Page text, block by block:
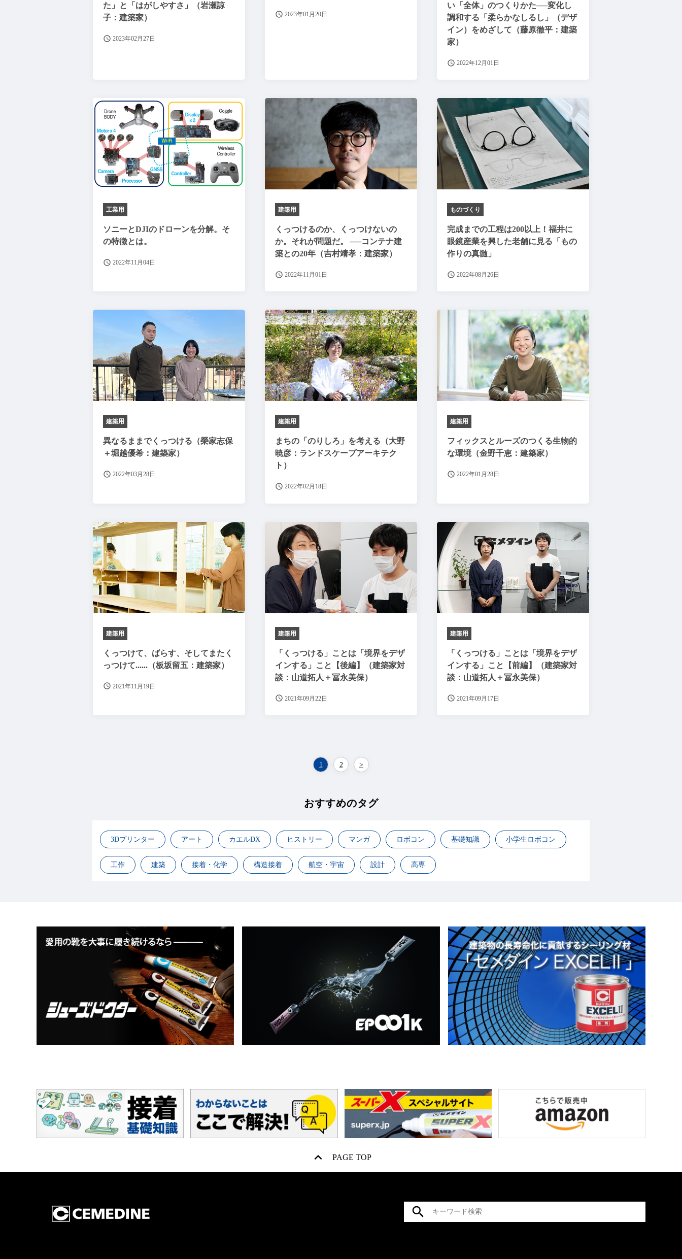
た」と「はがしやすさ」（岩瀬諒
子：建築家）
2023年02月27日
2023年01月20日
い「全体」のつくりかた──変化し
調和する「柔らかなしるし」（デザ
イン）をめざして（藤原徹平：建築
家）
2022年12月01日
工業用
ソニーとDJIのドローンを分解。そ
の特徴とは。
2022年11月04日
建築用
くっつけるのか、くっつけないの
か。それが問題だ。 ──コンテナ建
築との20年（吉村靖孝：建築家）
2022年11月01日
ものづくり
完成までの工程は200以上！福井に
眼鏡産業を興した老舗に見る「もの
作りの真髄」
2022年08月26日
建築用
異なるままでくっつける（榮家志保
＋堀越優希：建築家）
2022年03月28日
建築用
まちの「のりしろ」を考える（大野
暁彦：ランドスケープアーキテク
ト）
2022年02月18日
建築用
フィックスとルーズのつくる生物的
な環境（金野千恵：建築家）
2022年01月28日
建築用
くっつけて、ばらす、そしてまたく
っつけて......（板坂留五：建築家）
2021年11月19日
建築用
「くっつける」ことは「境界をデザ
インする」こと【後編】（建築家対
談：山道拓人＋冨永美保）
2021年09月22日
建築用
「くっつける」ことは「境界をデザ
インする」こと【前編】（建築家対
談：山道拓人＋冨永美保）
2021年09月17日
1 2 >
おすすめのタグ
3Dプリンター アート カエルDX ヒストリー マンガ ロボコン 基礎知識 小学生ロボコン
工作 建築 接着・化学 構造接着 航空・宇宙 設計 高専
PAGE TOP